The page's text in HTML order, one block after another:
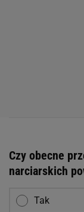
Czy obecne
narciarskich
Tak